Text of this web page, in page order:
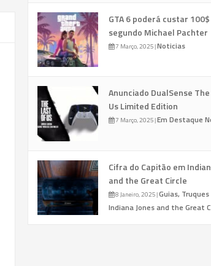
GTA 6 poderá custar 100$
segundo Michael Pachter
7 Março, 2025|Noticias
Anunciado DualSense
Us Limited Edition
7 Março, 2025|Em Destaque
Cifra do Capitão em
and the Great Circle
8 Janeiro, 2025|Guias,
Indiana Jones and the Great